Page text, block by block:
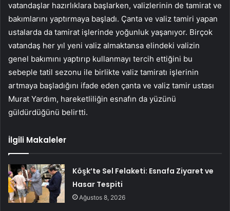
vatandaşlar hazırlıklara başlarken, valizlerinin de tamirat ve
bakımlarını yaptırmaya başladı. Çanta ve valiz tamiri yapan
ustalarda da tamirat işlerinde yoğunluk yaşanıyor. Birçok
vatandaş her yıl yeni valiz almaktansa elindeki valizin
genel bakımını yaptırıp kullanmayı tercih ettiğini bu
sebeple tatil sezonu ile birlikte valiz tamiratı işlerinin
artmaya başladığını ifade eden çanta ve valiz tamir ustası
Murat Yardım, hareketliliğin esnafın da yüzünü
güldürdüğünü belirtti.
İlgili Makaleler
Köşk’te Sel Felaketi: Esnafa Ziyaret ve
Hasar Tespiti
Ağustos 8, 2026